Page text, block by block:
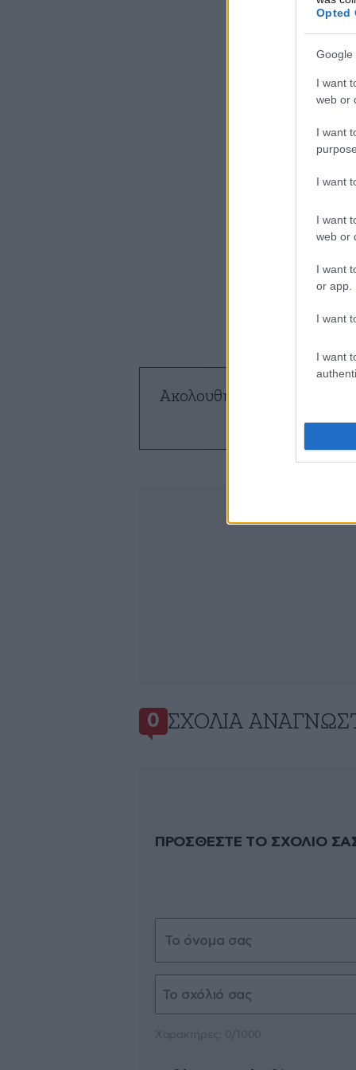
Opted
Google
I want
web or
I want
I want
I want
web or
I want
or app.
I want
I want
Ακολουθήστε το
0 ΣΧΌΛΙΑ
ΠΡΟΣΘΕΣΤΕ ΤΟ ΣΧΟΛΙΟ